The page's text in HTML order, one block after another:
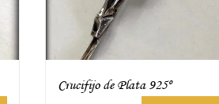
Crucifijo de Plata 925º